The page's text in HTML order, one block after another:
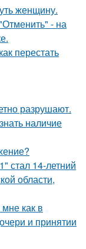
женщину.
- на
перестать
разрушают.
наличие
стал 14-летний
области,
как в
и принятии